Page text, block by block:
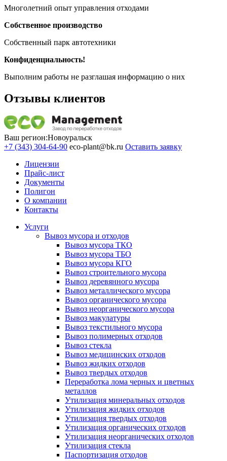
Многолетний опыт управления отходами
Собственное производство
Собственный парк автотехники
Конфиденциальность!
Выполним работы не разглашая информацию о них
Отзывы клиентов
Ваш регион:Новоуральск
+7 (343) 304-64-90 eco-plant@bk.ru Оставить заявку
Лицензии
Прайс-лист
Документы
Полигон
О компании
Контакты
Услуги
Вывоз мусора и отходов
Вывоз мусора ТКО
Вывоз мусора ТБО
Вывоз мусора КГО
Вывоз строительного мусора
Вывоз деревянного мусора
Вывоз металлического мусора
Вывоз органического мусора
Вывоз неорганического мусора
Вывоз макулатуры
Вывоз текстильного мусора
Вывоз полимерных отходов
Вывоз стекла
Вывоз медицинских отходов
Вывоз жидких отходов
Вывоз твердых отходов
Переработка лома черных и цветных
металлов
Утилизация минеральных отходов
Утилизация жидких отходов
Утилизация твердых отходов
Утилизация органических отходов
Утилизация неорганических отходов
Утилизация стекла
Паспортизация отходов